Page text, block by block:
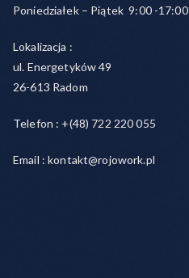
Poniedziałek – Piątek 9:00 -17:00
Lokalizacja :
ul. Energetyków 49
26-613 Radom
Telefon : +(48) 722 220 055
Email : kontakt@rojowork.pl